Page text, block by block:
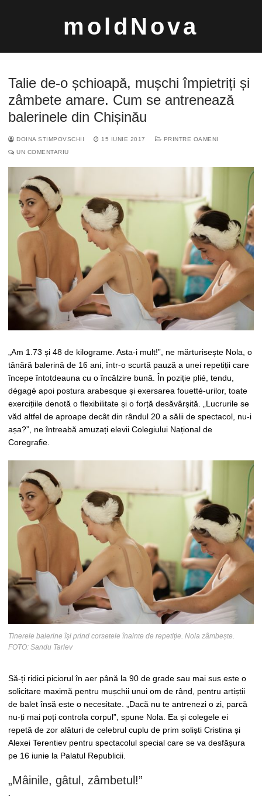
moldNova
după:
Talie de-o șchioapă, mușchi împietriți și
zâmbete amare. Cum se antrenează
balerinele din Chișinău
DOINA STIMPOVSCHII 15 IUNIE 2017
PRINTRE OAMENI
UN COMENTARIU
„Am 1.73 și 48 de kilograme. Asta-i mult!”, ne mărturisește Nola, o
tânără balerină de 16 ani, într-o scurtă pauză a unei repetiții care
începe întotdeauna cu o încălzire bună. În poziție plié, tendu,
dégagé apoi postura arabesque și exersarea fouetté-urilor, toate
exercițiile denotă o flexibilitate și o forță desăvârșită. „Lucrurile se
văd altfel de aproape decât din rândul 20 a sălii de spectacol, nu-i
așa?”, ne întreabă amuzați elevii Colegiului Național de
Coregrafie.
Tinerele balerine își prind corsetele înainte de repetiție. Nola zâmbește.
FOTO: Sandu Tarlev
Să-ți ridici piciorul în aer până la 90 de grade sau mai sus este o
solicitare maximă pentru mușchii unui om de rând, pentru artiștii
de balet însă este o necesitate. „Dacă nu te antrenezi o zi, parcă
nu-ți mai poți controla corpul”, spune Nola. Ea și colegele ei
repetă de zor alături de celebrul cuplu de prim soliști Cristina și
Alexei Terentiev pentru spectacolul special care se va desfășura
pe 16 iunie la Palatul Republicii.
„Mâinile, gâtul, zâmbetul!”